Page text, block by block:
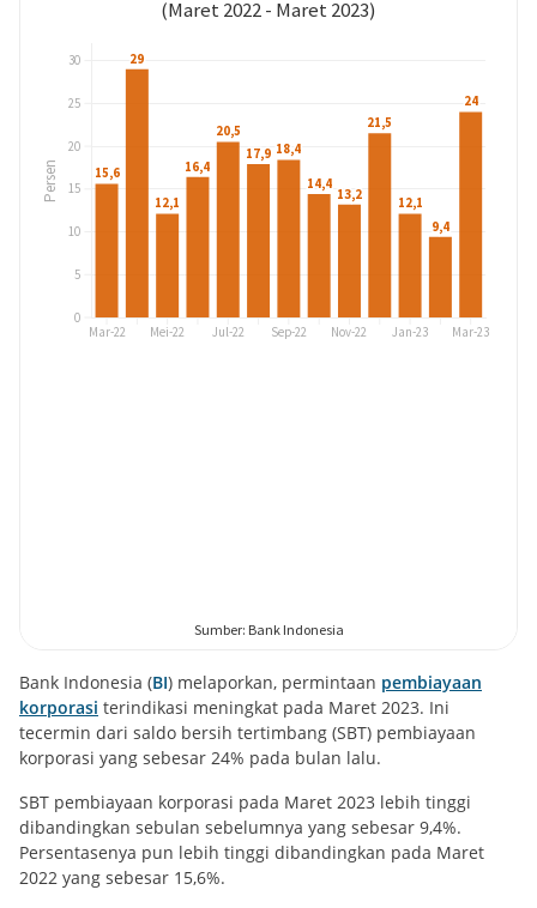
Bank Indonesia (BI) melaporkan, permintaan pembiayaan
korporasi terindikasi meningkat pada Maret 2023. Ini
tecermin dari saldo bersih tertimbang (SBT) pembiayaan
korporasi yang sebesar 24% pada bulan lalu.
SBT pembiayaan korporasi pada Maret 2023 lebih tinggi
dibandingkan sebulan sebelumnya yang sebesar 9,4%.
Persentasenya pun lebih tinggi dibandingkan pada Maret
2022 yang sebesar 15,6%.